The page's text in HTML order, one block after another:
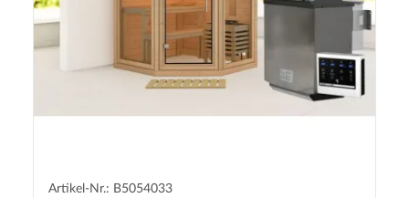
Artikel-Nr.: B5054033